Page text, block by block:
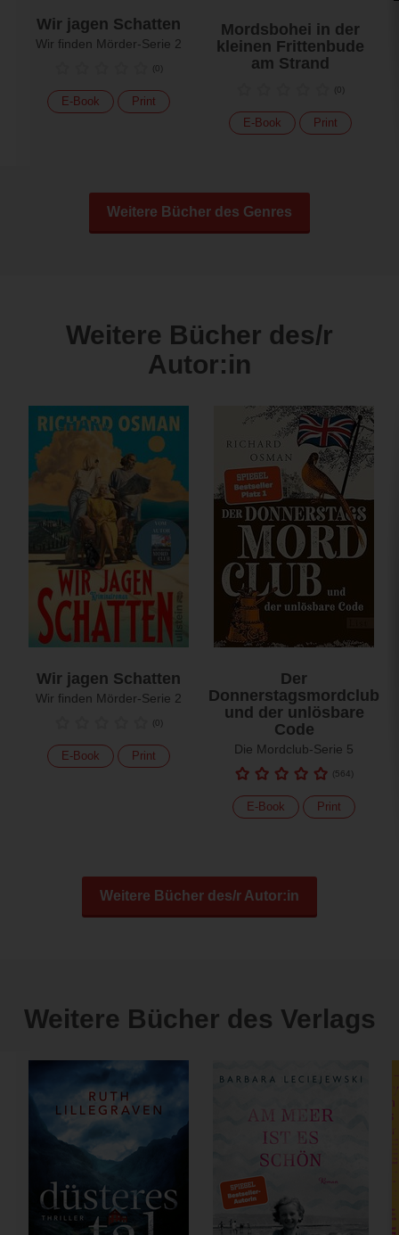
Wir jagen Schatten
Wir finden Mörder-Serie 2
(0)
E-Book Print
Mordsbohei in der
kleinen Frittenbude
am Strand
(0)
E-Book Print
Weitere Bücher des Genres
Weitere Bücher des/r
Autor:in
Wir jagen Schatten
Wir finden Mörder-Serie 2
(0)
E-Book Print
Der
Donnerstagsmordclub
und der unlösbare
Code
Die Mordclub-Serie 5
(564)
E-Book Print
Weitere Bücher des/r Autor:in
Weitere Bücher des Verlags